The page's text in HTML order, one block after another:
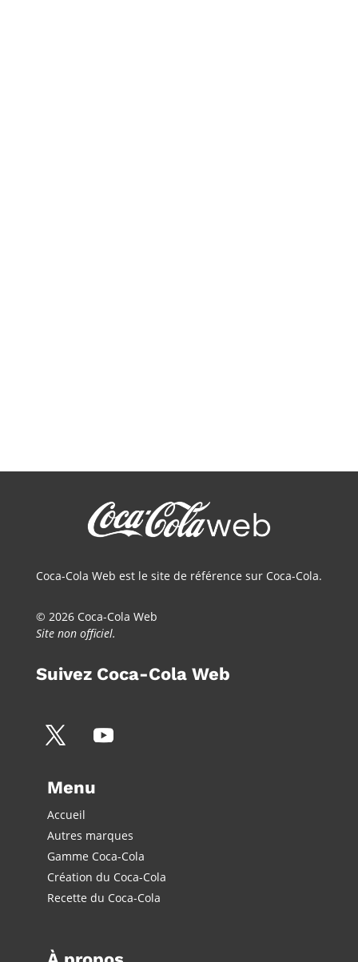
Coca-Cola Web est le site de référence sur Coca-Cola.
© 2026 Coca-Cola Web
Site non officiel.
Suivez Coca-Cola Web
Menu
Accueil
Autres marques
Gamme Coca-Cola
Création du Coca-Cola
Recette du Coca-Cola